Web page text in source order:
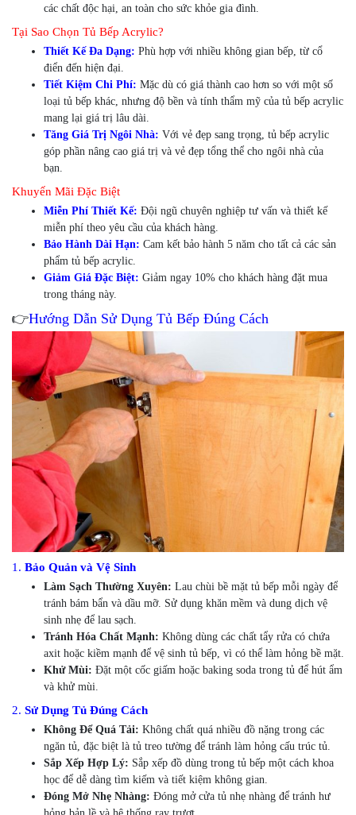
các chất độc hại, an toàn cho sức khỏe gia đình.
Tại Sao Chọn Tủ Bếp Acrylic?
Thiết Kế Đa Dạng: Phù hợp với nhiều không gian bếp, từ cổ
điển đến hiện đại.
Tiết Kiệm Chi Phí: Mặc dù có giá thành cao hơn so với một số
loại tủ bếp khác, nhưng độ bền và tính thẩm mỹ của tủ bếp acrylic
mang lại giá trị lâu dài.
Tăng Giá Trị Ngôi Nhà: Với vẻ đẹp sang trọng, tủ bếp acrylic
góp phần nâng cao giá trị và vẻ đẹp tổng thể cho ngôi nhà của
bạn.
Khuyến Mãi Đặc Biệt
Miễn Phí Thiết Kế: Đội ngũ chuyên nghiệp tư vấn và thiết kế
miễn phí theo yêu cầu của khách hàng.
Bảo Hành Dài Hạn: Cam kết bảo hành 5 năm cho tất cả các sản
phẩm tủ bếp acrylic.
Giảm Giá Đặc Biệt: Giảm ngay 10% cho khách hàng đặt mua
trong tháng này.
👉Hướng Dẫn Sử Dụng Tủ Bếp Đúng Cách
1. Bảo Quản và Vệ Sinh
Làm Sạch Thường Xuyên: Lau chùi bề mặt tủ bếp mỗi ngày để
tránh bám bẩn và dầu mỡ. Sử dụng khăn mềm và dung dịch vệ
sinh nhẹ để lau sạch.
Tránh Hóa Chất Mạnh: Không dùng các chất tẩy rửa có chứa
axit hoặc kiềm mạnh để vệ sinh tủ bếp, vì có thể làm hỏng bề mặt.
Khử Mùi: Đặt một cốc giấm hoặc baking soda trong tủ để hút ẩm
và khử mùi.
2. Sử Dụng Tủ Đúng Cách
Không Để Quá Tải: Không chất quá nhiều đồ nặng trong các
ngăn tủ, đặc biệt là tủ treo tường để tránh làm hỏng cấu trúc tủ.
Sắp Xếp Hợp Lý: Sắp xếp đồ dùng trong tủ bếp một cách khoa
học để dễ dàng tìm kiếm và tiết kiệm không gian.
Đóng Mở Nhẹ Nhàng: Đóng mở cửa tủ nhẹ nhàng để tránh hư